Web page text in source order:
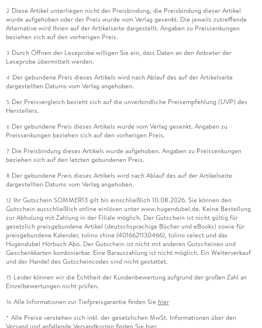
2 Diese Artikel unterliegen nicht der Preisbindung, die Preisbindung dieser Artikel
wurde aufgehoben oder der Preis wurde vom Verlag gesenkt. Die jeweils zutreffende
Alternative wird Ihnen auf der Artikelseite dargestellt. Angaben zu Preissenkungen
beziehen sich auf den vorherigen Preis.
3 Durch Öffnen der Leseprobe willigen Sie ein, dass Daten an den Anbieter der
Leseprobe übermittelt werden.
4 Der gebundene Preis dieses Artikels wird nach Ablauf des auf der Artikelseite
dargestellten Datums vom Verlag angehoben.
5 Der Preisvergleich bezieht sich auf die unverbindliche Preisempfehlung (UVP) des
Herstellers.
6 Der gebundene Preis dieses Artikels wurde vom Verlag gesenkt. Angaben zu
Preissenkungen beziehen sich auf den vorherigen Preis.
7 Die Preisbindung dieses Artikels wurde aufgehoben. Angaben zu Preissenkungen
beziehen sich auf den letzten gebundenen Preis.
8 Der gebundene Preis dieses Artikels wird nach Ablauf des auf der Artikelseite
dargestellten Datums vom Verlag angehoben.
12 Ihr Gutschein SOMMER13 gilt bis einschließlich 10.08.2026. Sie können den
Gutschein ausschließlich online einlösen unter www.hugendubel.de. Keine Bestellung
zur Abholung mit Zahlung in der Filiale möglich. Der Gutschein ist nicht gültig für
gesetzlich preisgebundene Artikel (deutschsprachige Bücher und eBooks) sowie für
preisgebundene Kalender, tolino shine (4016621130466), tolino select und das
Hugendubel Hörbuch Abo. Der Gutschein ist nicht mit anderen Gutscheinen und
Geschenkkarten kombinierbar. Eine Barauszahlung ist nicht möglich. Ein Weiterverkauf
und der Handel des Gutscheincodes sind nicht gestattet.
15 Leider können wir die Echtheit der Kundenbewertung aufgrund der großen Zahl an
Einzelbewertungen nicht prüfen.
16 Alle Informationen zur Tiefpreisgarantie finden Sie hier
* Alle Preise verstehen sich inkl. der gesetzlichen MwSt. Informationen über den